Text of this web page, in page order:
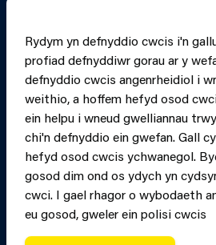
Rydym yn defnyddio cwcis i'n
profiad defnyddiwr gorau ar y
defnyddio cwcis angenrheidiol i
weithio, a hoffem hefyd osod
ein helpu i wneud gwelliannau
chi'n defnyddio ein gwefan. Gall
hefyd osod cwcis ychwanegol.
gosod dim ond os ydych yn
cwci. I gael rhagor o wybodaeth
eu gosod, gweler ein polisi cwcis